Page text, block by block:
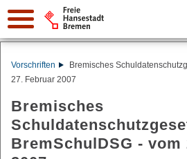
Vorschriften
Bremisches
27. Februar 2007
Bremisches
BremSchulDSG - vom